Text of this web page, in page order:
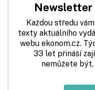
Newsletter
Každou středu
texty aktuálního
webu ekonom.cz.
33 let přináší
nemůžete